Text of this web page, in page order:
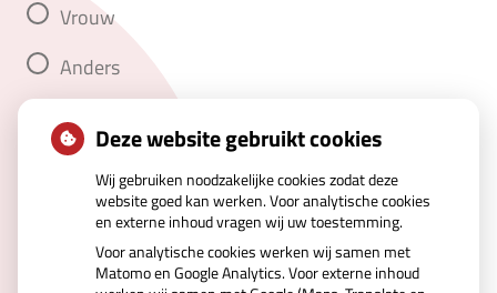
Vrouw
Anders
VolgendeDeze website gebruikt cookies
Wij gebruiken noodzakelijke cookies zodat deze
website goed kan werken. Voor analytische cookies
en externe inhoud vragen wij uw toestemming.
Voor analytische cookies werken wij samen met
Matomo en Google Analytics. Voor externe inhoud